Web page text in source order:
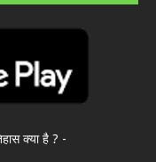
क्या है ? -